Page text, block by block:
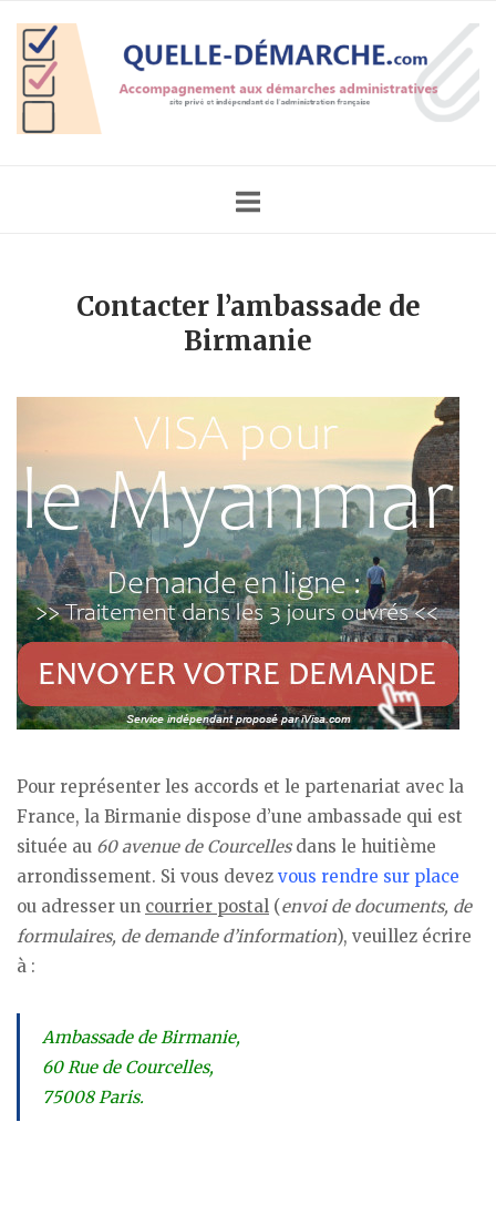
content
Home
Contacter l’ambassade de
Birmanie
Pour représenter les accords et le partenariat avec la
France, la Birmanie dispose d’une ambassade qui est
située au 60 avenue de Courcellesdans le huitième
arrondissement. Si vous devez vous rendre sur place
ou adresser un courrier postal (envoi de documents, de
formulaires, de demande d’information), veuillez écrire
à :
Ambassade de Birmanie,
60 Rue de Courcelles,
75008 Paris.